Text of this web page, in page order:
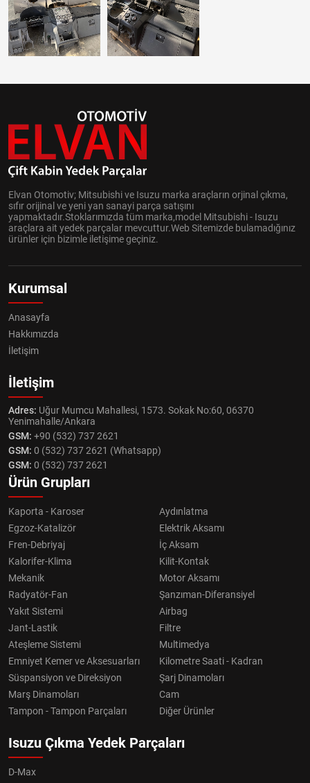
Elvan Otomotiv; Mitsubishi ve Isuzu marka araçların orjinal çıkma,
sıfır orijinal ve yeni yan sanayi parça satışını
yapmaktadır.Stoklarımızda tüm marka,model Mitsubishi - Isuzu
araçlara ait yedek parçalar mevcuttur.Web Sitemizde bulamadığınız
ürünler için bizimle iletişime geçiniz.
Kurumsal
Anasayfa
Hakkımızda
İletişim
İletişim
Adres: Uğur Mumcu Mahallesi, 1573. Sokak No:60, 06370
Yenimahalle/Ankara
GSM: +90 (532) 737 2621
GSM: 0 (532) 737 2621 (Whatsapp)
GSM: 0 (532) 737 2621
Ürün Grupları
Kaporta - Karoser
Aydınlatma
Egzoz-Katalizör
Elektrik Aksamı
Fren-Debriyaj
İç Aksam
Kalorifer-Klima
Kilit-Kontak
Mekanik
Motor Aksamı
Radyatör-Fan
Şanzıman-Diferansiyel
Yakıt Sistemi
Airbag
Jant-Lastik
Filtre
Ateşleme Sistemi
Multimedya
Emniyet Kemer ve Aksesuarları
Kilometre Saati - Kadran
Süspansiyon ve Direksiyon
Şarj Dinamoları
Marş Dinamoları
Cam
Tampon - Tampon Parçaları
Diğer Ürünler
Isuzu Çıkma Yedek Parçaları
D-Max